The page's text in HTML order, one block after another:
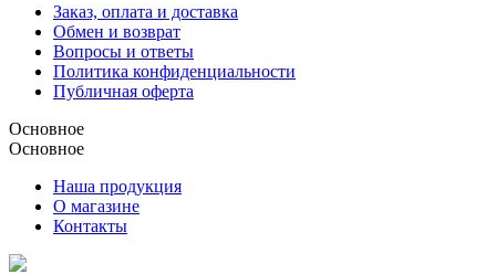
Заказ, оплата и доставка
Обмен и возврат
Вопросы и ответы
Политика конфиденциальности
Публичная оферта
Основное
Основное
Наша продукция
О магазине
Контакты